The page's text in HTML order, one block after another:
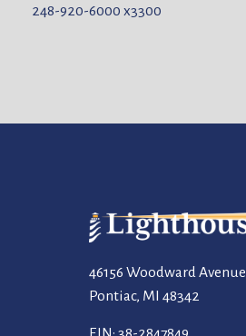
248-920-6000x3300
46156 Woodward Avenue
Pontiac, MI 48342